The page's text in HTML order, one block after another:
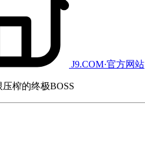
J9.COM·官方网站
榨的终极BOSS